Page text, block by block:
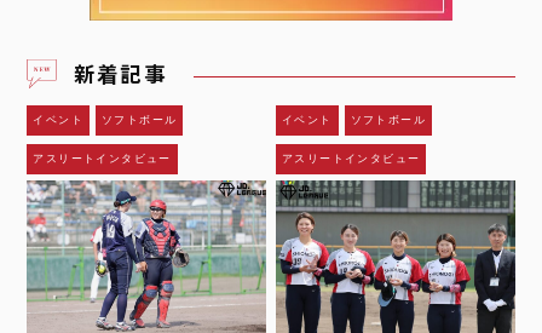
新着記事
イベント ソフトボール
アスリートインタビュー
イベント ソフトボール
アスリートインタビュー